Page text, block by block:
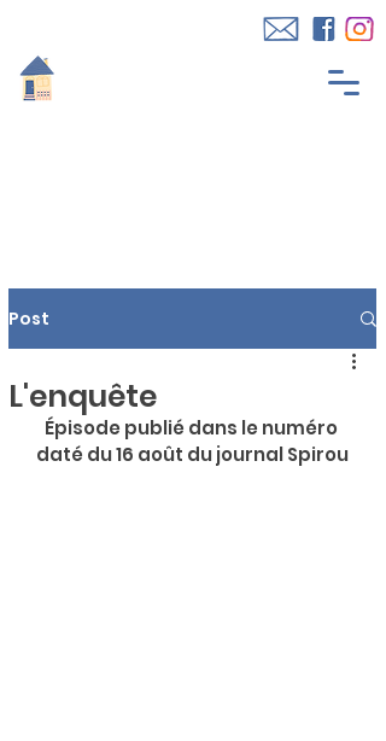
Post
L'enquête
Épisode publié dans le numéro
daté du 16 août du journal Spirou